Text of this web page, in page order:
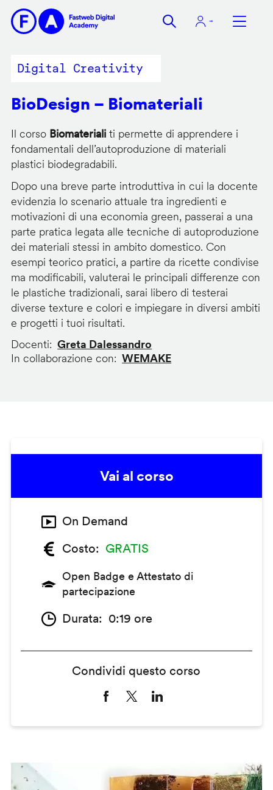
contenuto
Digital Creativity
BioDesign – Biomateriali
Il corso Biomaterialiti permette di apprendere i
fondamentali dell’autoproduzione di materiali
plastici biodegradabili.
Dopo una breve parte introduttiva in cui la docente
evidenzia lo scenario attuale tra ingredienti e
motivazioni di una economia green, passerai a una
parte pratica legata alle tecniche di autoproduzione
dei materiali stessi in ambito domestico. Con
esempi teorico pratici, a partire da ricette condivise
ma modificabili, valuterai le principali differenze con
le plastiche tradizionali, sarai libero di testerai
diverse texture e colori e impiegare in diversi ambiti
e progetti i tuoi risultati.
Docenti
Greta Dalessandro
In collaborazione con
WEMAKE
Vai al corso
On Demand
Costo
GRATIS
Open Badge e Attestato di
partecipazione
Durata 0:19 ore
Condividi questo corso